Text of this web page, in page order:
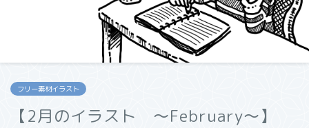
フリー素材イラスト
【2月のイラスト ～February～】